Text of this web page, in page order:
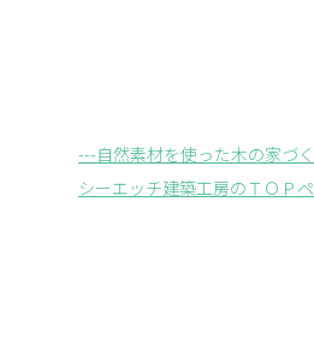
---自然素材を使った木の家づ
シーエッチ建築工房のＴＯＰ